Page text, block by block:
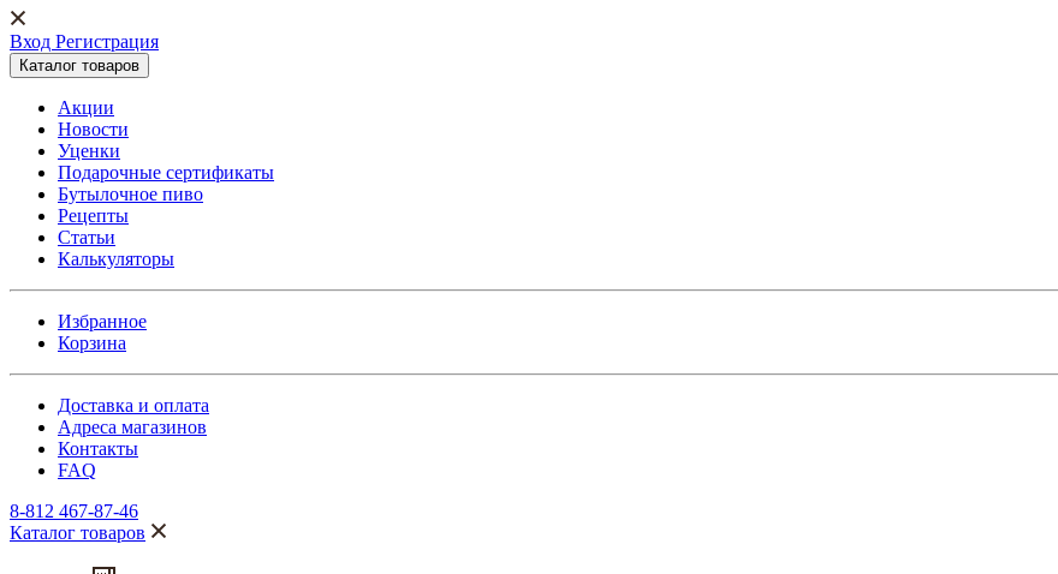
Вход Регистрация
Каталог товаров
Акции
Новости
Уценки
Подарочные сертификаты
Бутылочное пиво
Рецепты
Статьи
Калькуляторы
Избранное
Корзина
Доставка и оплата
Адреса магазинов
Контакты
FAQ
8-812 467-87-46
Каталог товаров